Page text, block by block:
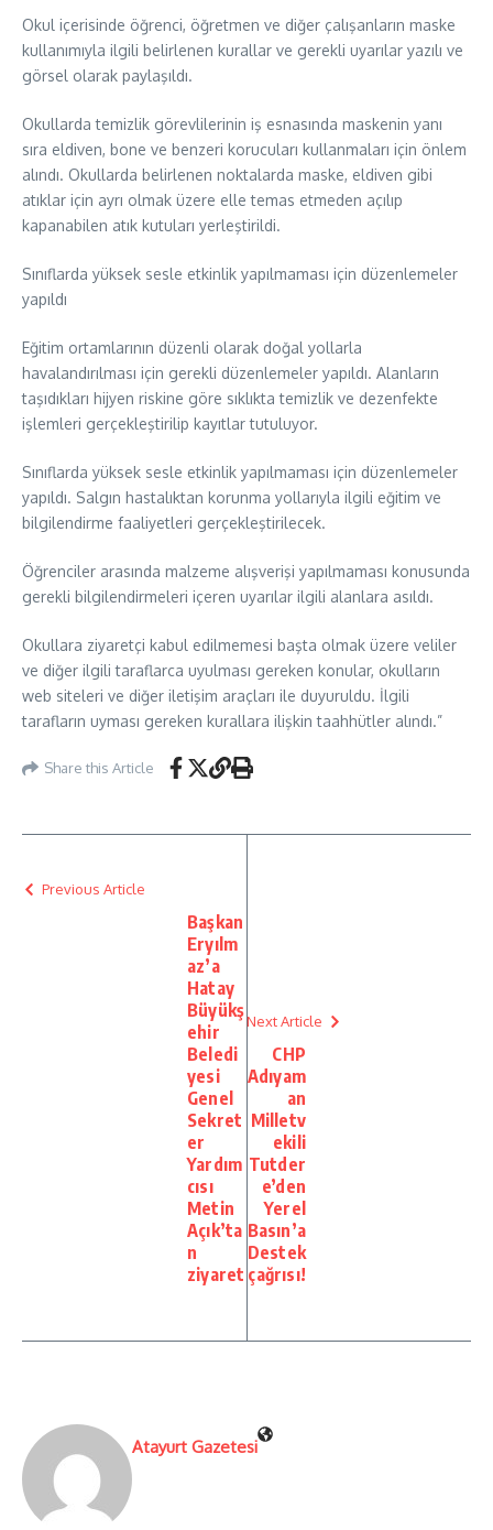
Okul içerisinde öğrenci, öğretmen ve diğer çalışanların maske
kullanımıyla ilgili belirlenen kurallar ve gerekli uyarılar yazılı ve
görsel olarak paylaşıldı.
Okullarda temizlik görevlilerinin iş esnasında maskenin yanı
sıra eldiven, bone ve benzeri korucuları kullanmaları için önlem
alındı. Okullarda belirlenen noktalarda maske, eldiven gibi
atıklar için ayrı olmak üzere elle temas etmeden açılıp
kapanabilen atık kutuları yerleştirildi.
Sınıflarda yüksek sesle etkinlik yapılmaması için düzenlemeler
yapıldı
Eğitim ortamlarının düzenli olarak doğal yollarla
havalandırılması için gerekli düzenlemeler yapıldı. Alanların
taşıdıkları hijyen riskine göre sıklıkta temizlik ve dezenfekte
işlemleri gerçekleştirilip kayıtlar tutuluyor.
Sınıflarda yüksek sesle etkinlik yapılmaması için düzenlemeler
yapıldı. Salgın hastalıktan korunma yollarıyla ilgili eğitim ve
bilgilendirme faaliyetleri gerçekleştirilecek.
Öğrenciler arasında malzeme alışverişi yapılmaması konusunda
gerekli bilgilendirmeleri içeren uyarılar ilgili alanlara asıldı.
Okullara ziyaretçi kabul edilmemesi başta olmak üzere veliler
ve diğer ilgili taraflarca uyulması gereken konular, okulların
web siteleri ve diğer iletişim araçları ile duyuruldu. İlgili
tarafların uyması gereken kurallara ilişkin taahhütler alındı.”
Share this Article
Previous Article
Başkan
Eryılm
az’a
Hatay
Büyükş
ehir
Beledi
yesi
Genel
Sekret
er
Yardım
cısı
Metin
Açık’ta
n
ziyaret
Next Article
CHP
Adıyam
an
Milletv
ekili
Tutder
e’den
Yerel
Basın’a
Destek
çağrısı!
Atayurt Gazetesi